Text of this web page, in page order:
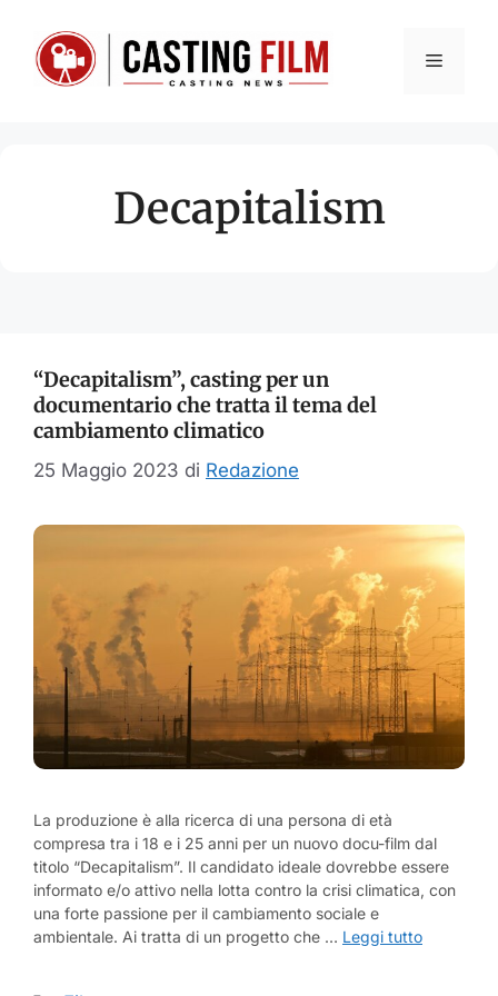
contenuto
Menu
Decapitalism
“Decapitalism”, casting per un
documentario che tratta il tema del
cambiamento climatico
25 Maggio 2023 di Redazione
La produzione è alla ricerca di una persona di età
compresa tra i 18 e i 25 anni per un nuovo docu-film dal
titolo “Decapitalism”. Il candidato ideale dovrebbe essere
informato e/o attivo nella lotta contro la crisi climatica, con
una forte passione per il cambiamento sociale e
ambientale. Ai tratta di un progetto che … Leggi tutto